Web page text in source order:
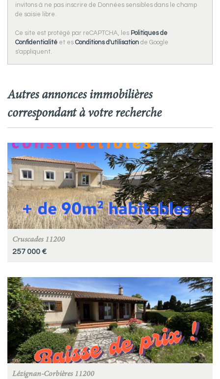
invitons à ne pas inscrire de Données sensibles dans le champ
de saisie libre.
Ce site est protégé par reCAPTCHA, les Politiques de
Confidentialité et es Conditions d'utilisation de Google
s'appliquent.
autres annonces immobilières
correspondant à votre recherche
Cruscades 11200
257 000 €
Lézignan-Corbières 11200